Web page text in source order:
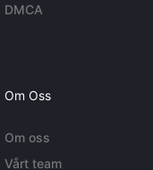
DMCA
Om Oss
Om oss
Vårt team